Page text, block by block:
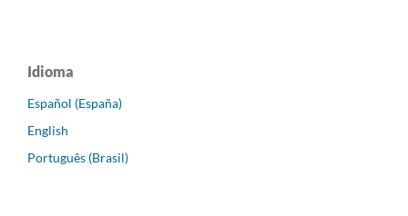
Idioma
Español (España)
English
Português (Brasil)